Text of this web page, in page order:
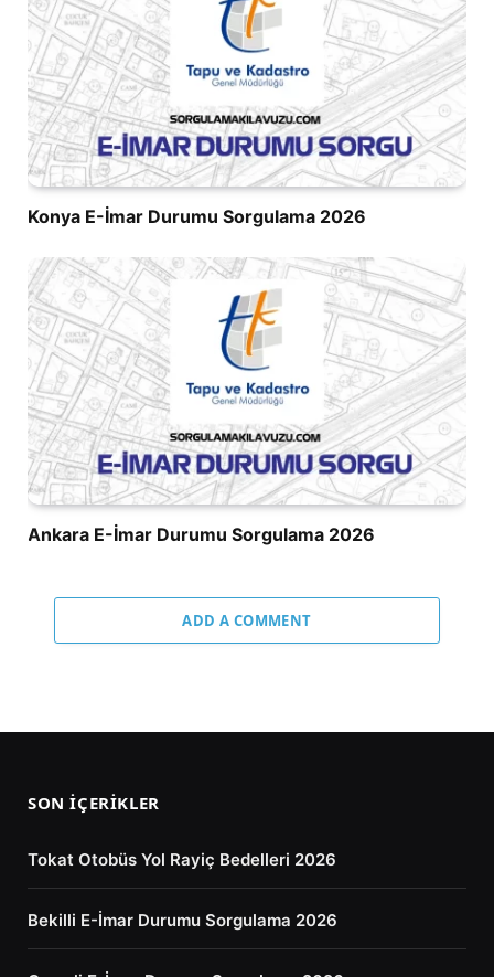
Konya E-İmar Durumu Sorgulama 2026
Ankara E-İmar Durumu Sorgulama 2026
ADD A COMMENT
SON İÇERIKLER
Tokat Otobüs Yol Rayiç Bedelleri 2026
Bekilli E-İmar Durumu Sorgulama 2026